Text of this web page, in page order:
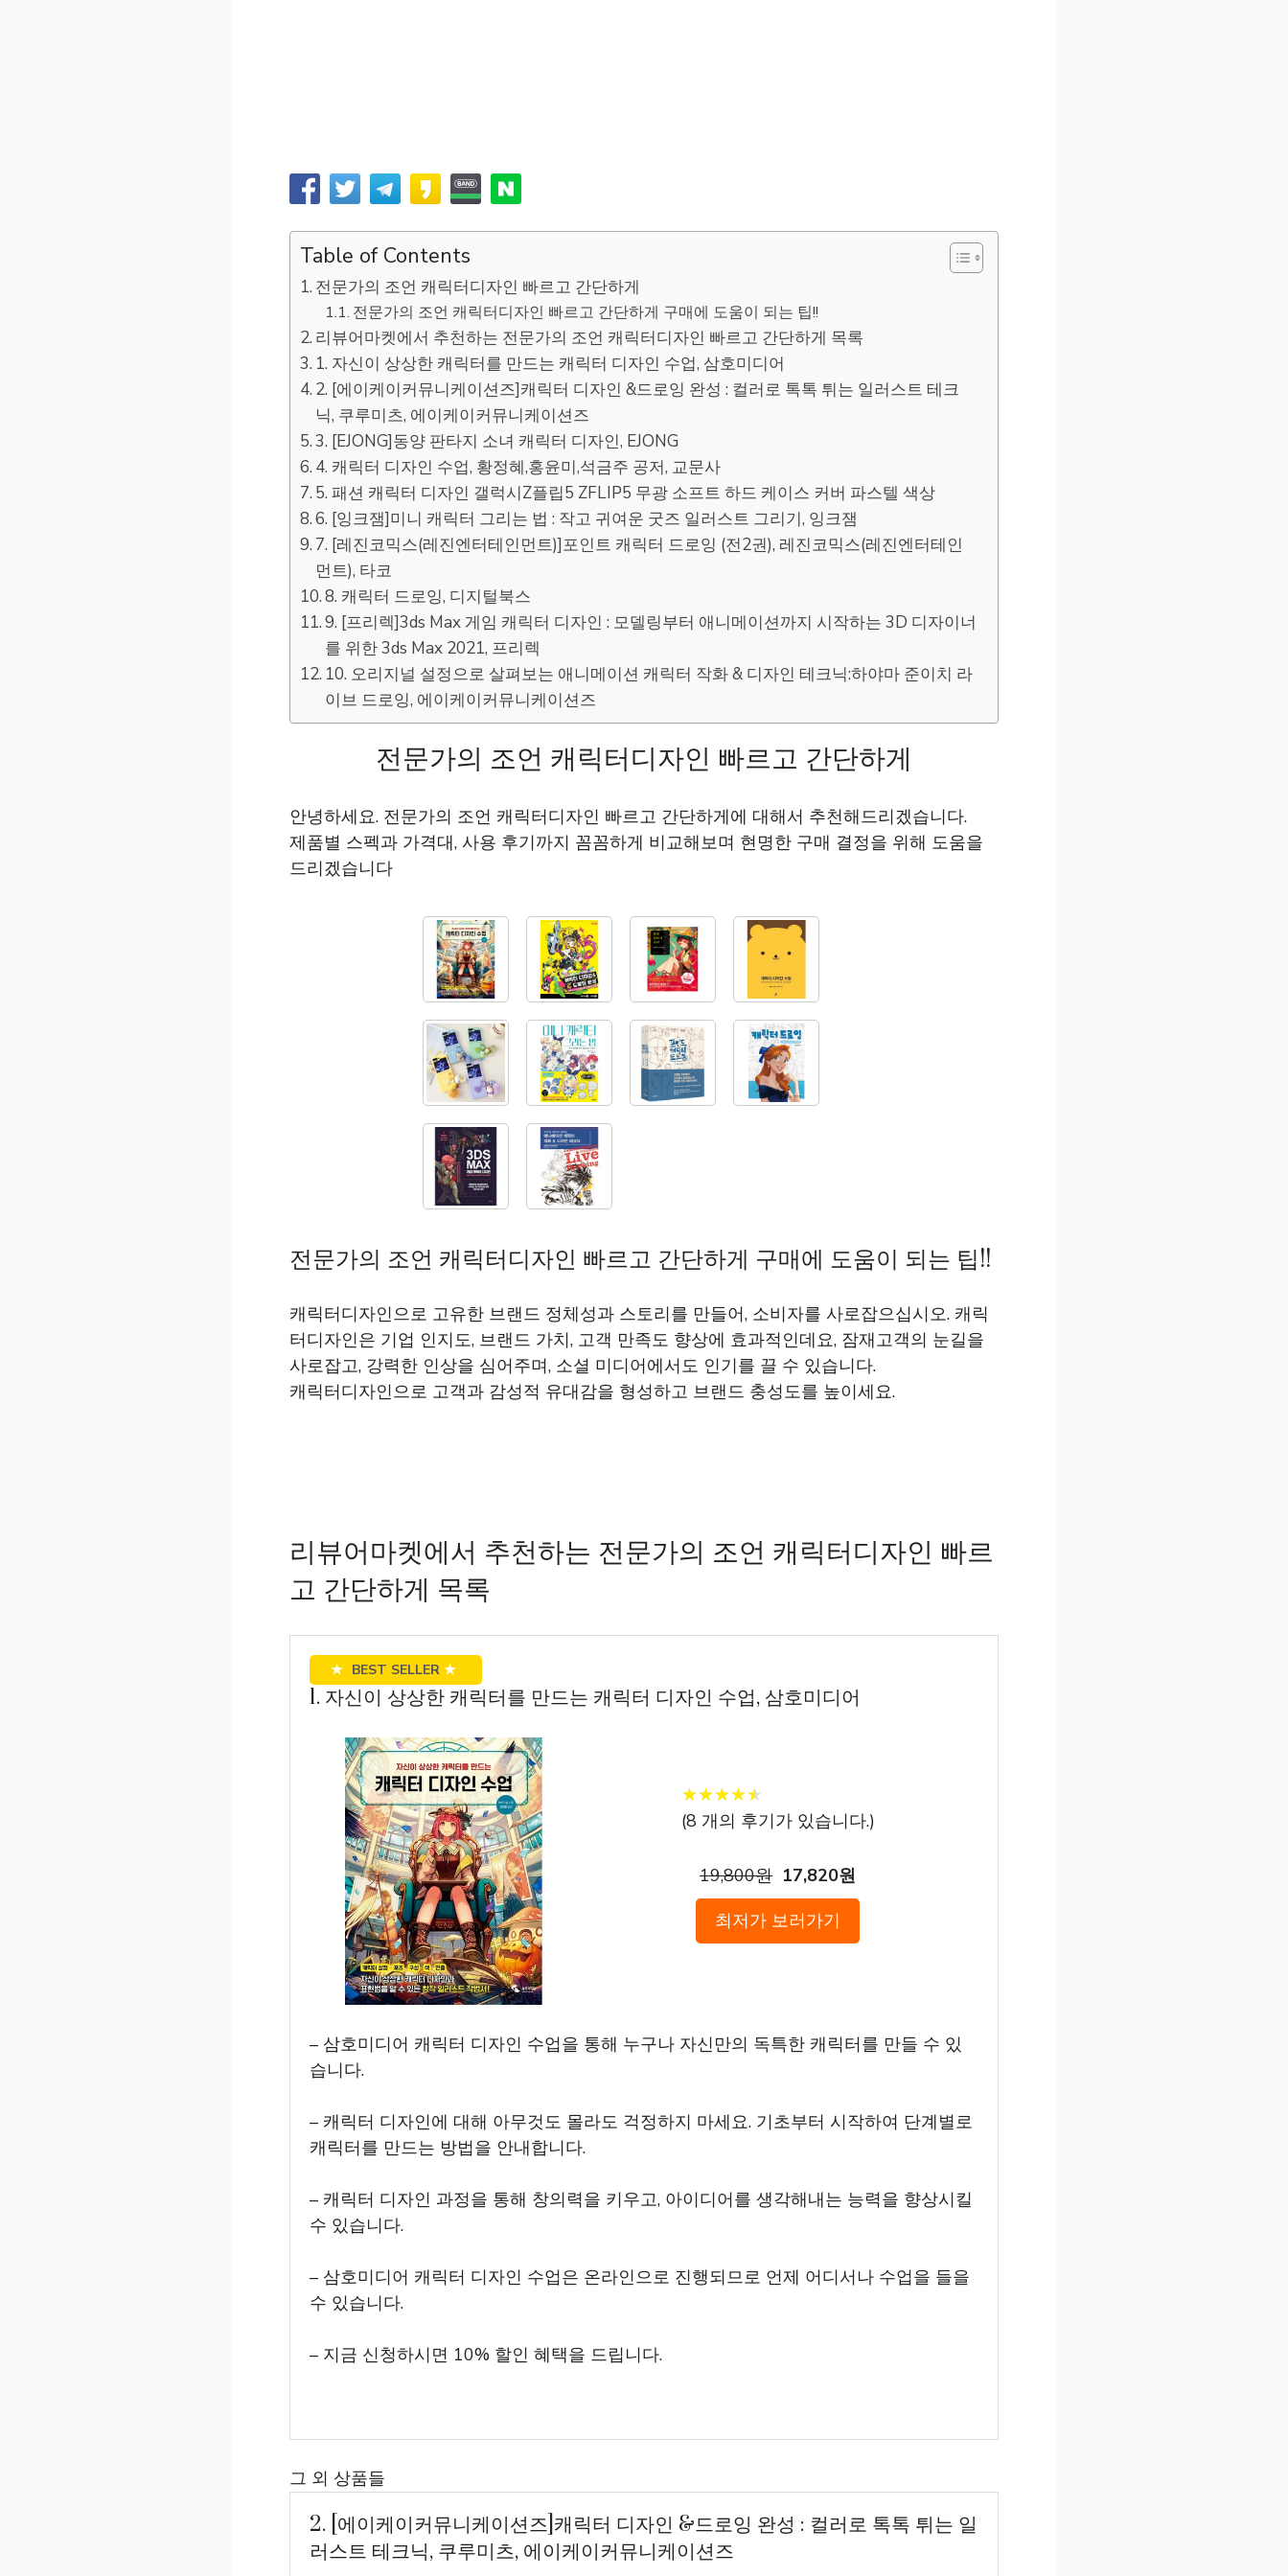
Table of Contents
전문가의 조언 캐릭터디자인 빠르고 간단하게
전문가의 조언 캐릭터디자인 빠르고 간단하게 구매에 도움이 되는 팁!!
리뷰어마켓에서 추천하는 전문가의 조언 캐릭터디자인 빠르고 간단하게 목록
1. 자신이 상상한 캐릭터를 만드는 캐릭터 디자인 수업, 삼호미디어
2. [에이케이커뮤니케이션즈]캐릭터 디자인 &드로잉 완성 : 컬러로 톡톡 튀는 일러스트 테크
닉, 쿠루미츠, 에이케이커뮤니케이션즈
3. [EJONG]동양 판타지 소녀 캐릭터 디자인, EJONG
4. 캐릭터 디자인 수업, 황정혜,홍윤미,석금주 공저, 교문사
5. 패션 캐릭터 디자인 갤럭시Z플립5 ZFLIP5 무광 소프트 하드 케이스 커버 파스텔 색상
6. [잉크잼]미니 캐릭터 그리는 법 : 작고 귀여운 굿즈 일러스트 그리기, 잉크잼
7. [레진코믹스(레진엔터테인먼트)]포인트 캐릭터 드로잉 (전2권), 레진코믹스(레진엔터테인
먼트), 타코
8. 캐릭터 드로잉, 디지털북스
9. [프리렉]3ds Max 게임 캐릭터 디자인 : 모델링부터 애니메이션까지 시작하는 3D 디자이너
를 위한 3ds Max 2021, 프리렉
10. 오리지널 설정으로 살펴보는 애니메이션 캐릭터 작화 & 디자인 테크닉:하야마 준이치 라
이브 드로잉, 에이케이커뮤니케이션즈
전문가의 조언 캐릭터디자인 빠르고 간단하게
안녕하세요. 전문가의 조언 캐릭터디자인 빠르고 간단하게에 대해서 추천해드리겠습니다.
제품별 스펙과 가격대, 사용 후기까지 꼼꼼하게 비교해보며 현명한 구매 결정을 위해 도움을
드리겠습니다
전문가의 조언 캐릭터디자인 빠르고 간단하게 구매에 도움이 되는 팁!!
캐릭터디자인으로 고유한 브랜드 정체성과 스토리를 만들어, 소비자를 사로잡으십시오. 캐릭
터디자인은 기업 인지도, 브랜드 가치, 고객 만족도 향상에 효과적인데요, 잠재고객의 눈길을
사로잡고, 강력한 인상을 심어주며, 소셜 미디어에서도 인기를 끌 수 있습니다.
캐릭터디자인으로 고객과 감성적 유대감을 형성하고 브랜드 충성도를 높이세요.
리뷰어마켓에서 추천하는 전문가의 조언 캐릭터디자인 빠르
고 간단하게 목록
★ BEST SELLER ★
1. 자신이 상상한 캐릭터를 만드는 캐릭터 디자인 수업, 삼호미디어
★★★★★
★★★★★
(8개의 후기가 있습니다.)
19,800원 17,820원
최저가 보러가기
– 삼호미디어 캐릭터 디자인 수업을 통해 누구나 자신만의 독특한 캐릭터를 만들 수 있
습니다.
– 캐릭터 디자인에 대해 아무것도 몰라도 걱정하지 마세요. 기초부터 시작하여 단계별로
캐릭터를 만드는 방법을 안내합니다.
– 캐릭터 디자인 과정을 통해 창의력을 키우고, 아이디어를 생각해내는 능력을 향상시킬
수 있습니다.
– 삼호미디어 캐릭터 디자인 수업은 온라인으로 진행되므로 언제 어디서나 수업을 들을
수 있습니다.
– 지금 신청하시면 10% 할인 혜택을 드립니다.
그 외 상품들
2. [에이케이커뮤니케이션즈]캐릭터 디자인 &드로잉 완성 : 컬러로 톡톡 튀는 일
러스트 테크닉, 쿠루미츠, 에이케이커뮤니케이션즈